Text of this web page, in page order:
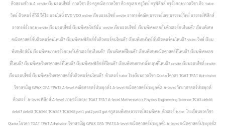
ติวสอบเข้า ม.4 onsite เรียนออนไซต์ กวดวิชา ติว ครูคณิต กวดวิชา ติว ครูเลข ครูวิทย์ ครูฟิสิกส์ ครูอังกฤษ กวดวิชา ติว tutor
วิทย์ ติวเตอร์ ดีวีดี วีดีโอ ออนไลน์ DVD VDO online เรียนออนไซต์ onsite อาจารย์คณิต อาจารย์เลข อาจารย์วิทย์ อาจารย์ฟิสิกส์
อาจารย์อังกฤษ onsite เรียนออนไซต์ เรียนพิเศษใกล้ฉัน onsite เรียนออนไซต์ เรียนพิเศษเลขกับติวเตอร์คนไหนดี? เรียนพิเศษ
คณิตศาสตร์กับติวเตอร์คนไหนดี? เรียนพิเศษฟิสิกส์กับติวเตอร์คนไหนดี? เรียนพิเศษวิทย์กับติวเตอร์คนไหนดี? video วิทย์ เรียน
พิเศษใกล้ฉัน เรียนพิเศษภาษาอังกฤษกับติวเตอร์คนไหนดี? เรียนพิเศษที่ไหนดี? เรียนพิเศษคณิตศาสตร์ที่ไหนดี? เรียนพิเศษเลข
ที่ไหนดี? เรียนพิเศษวิทยาศาสตร์ที่ไหนดี? เรียนพิเศษฟิสิกส์ที่ไหนดี? เรียนพิเศษภาษาอังกฤษที่ไหนดี? onsite เรียนออนไซต์ onsite
เรียนออนไซต์ เรียนพิเศษวิทยาศาสตร์กับติวเตอร์คนไหนดี? ติวเตอร์ tutor โรงเรียนกวดวิชา Quota โควตา TGAT TPAT Admission
วิชาสามัญ GPAX GPA TPAT3 A-level คณิตศาสตร์ประยุกต์1 A-level คณิตศาสตร์ประยุกต์2 A-level วิทยาศาสตร์ประยุกต์
ติวเตอร์ A-level ฟิสิกส์ A-level ภาษาอังกฤษ TGAT TPAT A-level Mathematics Physics Engineering Science TCAS dek66
dek67 dek68 TCAS66 TCAS67 TCAS68 pat1 pat2 pat3 gat ครูสอนพิเศษ อาจารย์สอนพิเศษ ติวเตอร์ tutor โรงเรียนกวดวิชา
Quota โควตา TGAT TPAT Admission วิชาสามัญ GPAX GPA TPAT3 A-level คณิตศาสตร์ประยุกต์1 A-level คณิตศาสตร์ประยุกต์2